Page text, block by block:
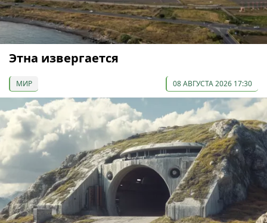
Этна извергается
МИР 08 АВГУСТА 2026 17:30